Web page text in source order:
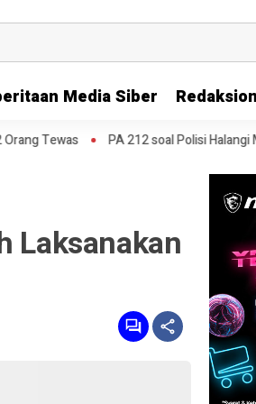
Media Siber
PA 212 soal Polisi Halangi Massa di
Laksanakan